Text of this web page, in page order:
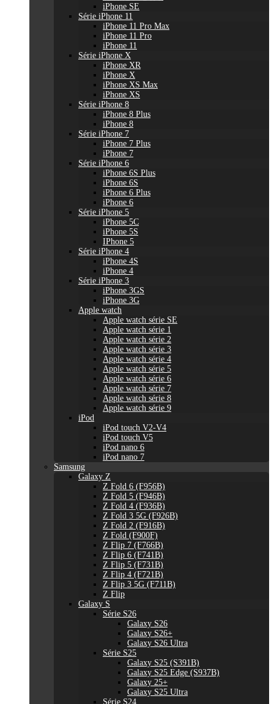
iPhone SE
Série iPhone 11
iPhone 11 Pro Max
iPhone 11 Pro
iPhone 11
Série iPhone X
iPhone XR
iPhone X
iPhone XS Max
iPhone XS
Série iPhone 8
iPhone 8 Plus
iPhone 8
Série iPhone 7
iPhone 7 Plus
iPhone 7
Série iPhone 6
iPhone 6S Plus
iPhone 6S
iPhone 6 Plus
iPhone 6
Série iPhone 5
iPhone 5C
iPhone 5S
IPhone 5
Série iPhone 4
iPhone 4S
iPhone 4
Série iPhone 3
iPhone 3GS
iPhone 3G
Apple watch
Apple watch série SE
Apple watch série 1
Apple watch série 2
Apple watch série 3
Apple watch série 4
Apple watch série 5
Apple watch série 6
Apple watch série 7
Apple watch série 8
Apple watch série 9
iPod
iPod touch V2-V4
iPod touch V5
iPod nano 6
iPod nano 7
Samsung
Galaxy Z
Z Fold 6 (F956B)
Z Fold 5 (F946B)
Z Fold 4 (F936B)
Z Fold 3 5G (F926B)
Z Fold 2 (F916B)
Z Fold (F900F)
Z Flip 7 (F766B)
Z Flip 6 (F741B)
Z Flip 5 (F731B)
Z Flip 4 (F721B)
Z Flip 3 5G (F711B)
Z Flip
Galaxy S
Série S26
Galaxy S26
Galaxy S26+
Galaxy S26 Ultra
Série S25
Galaxy S25 (S391B)
Galaxy S25 Edge (S937B)
Galaxy 25+
Galaxy S25 Ultra
Série S24